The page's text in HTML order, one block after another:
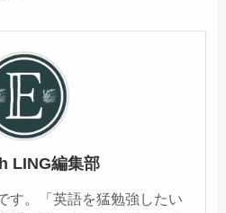
LING編集部
す。「英語を猛勉強したい